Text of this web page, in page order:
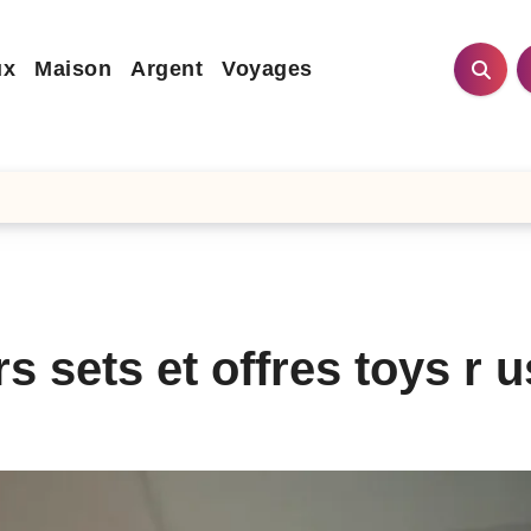
Maison Argent Voyages
sets et offres toys r